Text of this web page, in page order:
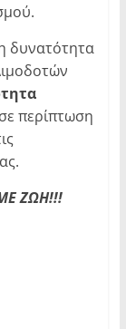
δυνατότητα
περίπτωση
ΖΩΗ!!!